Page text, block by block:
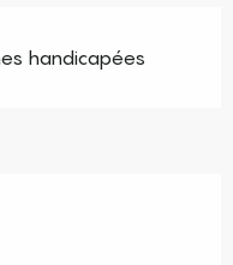
handicapées